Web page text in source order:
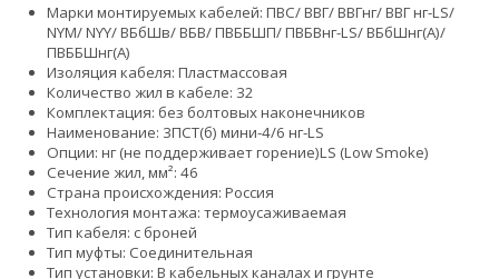
Марки монтируемых кабелей: ПВС/ ВВГ/ ВВГнг/ ВВГ нг-LS/
NYM/ NYY/ ВБбШв/ ВБВ/ ПВББШП/ ПВБВнг-LS/ ВБбШнг(А)/
ПВББШнг(А)
Изоляция кабеля: Пластмассовая
Количество жил в кабеле: 32
Комплектация: без болтовых наконечников
Наименование: 3ПСТ(б) мини-4/6 нг-LS
Опции: нг (не поддерживает горение)LS (Low Smoke)
Сечение жил, мм²: 46
Страна происхождения: Россия
Технология монтажа: термоусаживаемая
Тип кабеля: с броней
Тип муфты: Соединительная
Тип установки: В кабельных каналах и грунте